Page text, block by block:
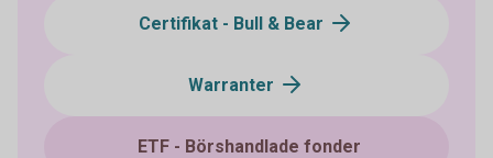
Certifikat - Bull & Bear
Warranter
ETF - Börshandlade fonder